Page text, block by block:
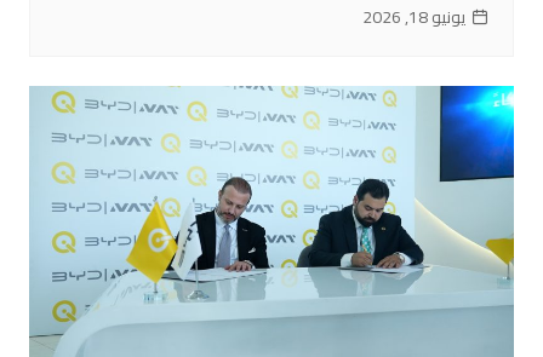
يونيو 18, 2026